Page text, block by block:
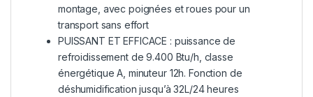
montage, avec poignées et roues pour un
transport sans effort
PUISSANT ET EFFICACE : puissance de
refroidissement de 9.400 Btu/h, classe
énergétique A, minuteur 12h. Fonction de
déshumidification jusqu’à 32L/24 heures